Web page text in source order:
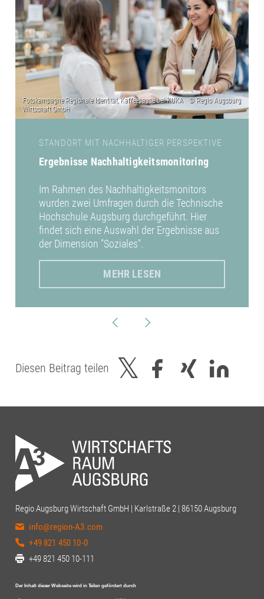
STANDORT MIT NACHHALTIGER PERSPEKTIVE
Ergebnisse Nachhaltigkeitsmonitoring
Im Rahmen des Nachhaltigkeitsmonitors
wurden zwei Umfragen durch die Technische
Hochschule Augsburg durchgeführt. Hier
findet sich eine Auswahl der Ergebnisse aus
der Dimension "Soziales".
MEHR LESEN
Diesen Beitrag teilen
Regio Augsburg Wirtschaft GmbH | Karlstraße 2 | 86150 Augsburg
info@region-A3.com
+49 821 450 10-0
+49 821 450 10-111